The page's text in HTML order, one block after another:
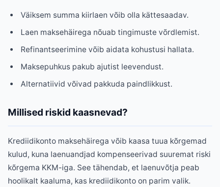
Väiksem summa kiirlaen võib olla kättesaadav.
Laen maksehäirega nõuab tingimuste võrdlemist.
Refinantseerimine võib aidata kohustusi hallata.
Maksepuhkus pakub ajutist leevendust.
Alternatiivid võivad pakkuda paindlikkust.
Millised riskid kaasnevad?
Krediidikonto maksehäirega võib kaasa tuua kõrgemad
kulud, kuna laenuandjad kompenseerivad suuremat riski
kõrgema KKM-iga. See tähendab, et laenuvõtja peab
hoolikalt kaaluma, kas krediidikonto on parim valik.